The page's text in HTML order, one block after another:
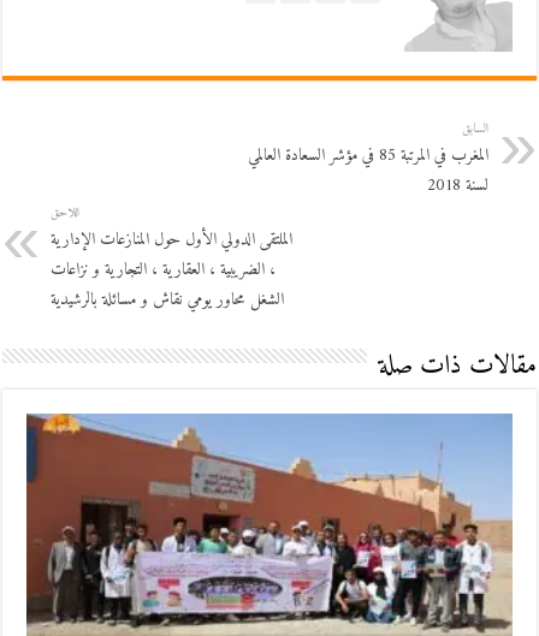
السابق
المغرب في المرتبة 85 في مؤشر السعادة العالمي
لسنة 2018
اللاحق
الملتقى الدولي الأول حول المنازعات الإدارية
، الضريبية ، العقارية ، التجارية و نزاعات
الشغل محاور يومي نقاش و مسائلة بالرشيدية
مقالات ذات صلة